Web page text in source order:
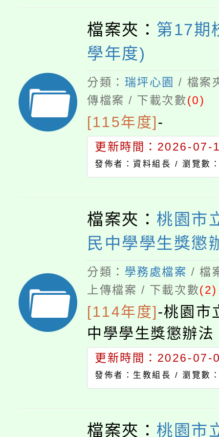
檔案夾： 第17期
學年度)
分類： 瑞坪心園 / 檔案
傳檔案 / 下載次數(0)
[115年度]-
更新時間：2026-07-
發佈者：資料組長 /瀏覽數
檔案夾： 桃園市
民中學學生獎懲
分類： 學務處檔案 / 檔
上傳檔案 / 下載次數(2)
[114年度]-桃園市
中學學生獎懲辦法
更新時間：2026-07-
發佈者：生教組長 /瀏覽數
檔案夾： 桃園市